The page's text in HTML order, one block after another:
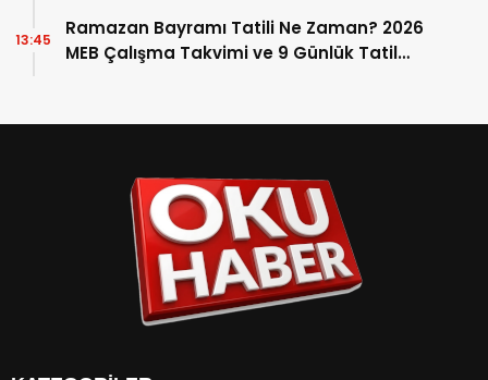
Ramazan Bayramı Tatili Ne Zaman? 2026
MEB Çalışma Takvimi ve 9 Günlük Tatil
13:45